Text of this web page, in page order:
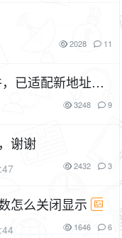
2028 11
已适配新地址（c
3248 9
谢谢
2432 3
怎么关闭显示
1646 6